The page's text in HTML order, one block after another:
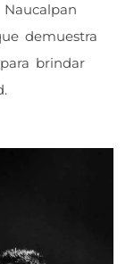
demuestra
brindar